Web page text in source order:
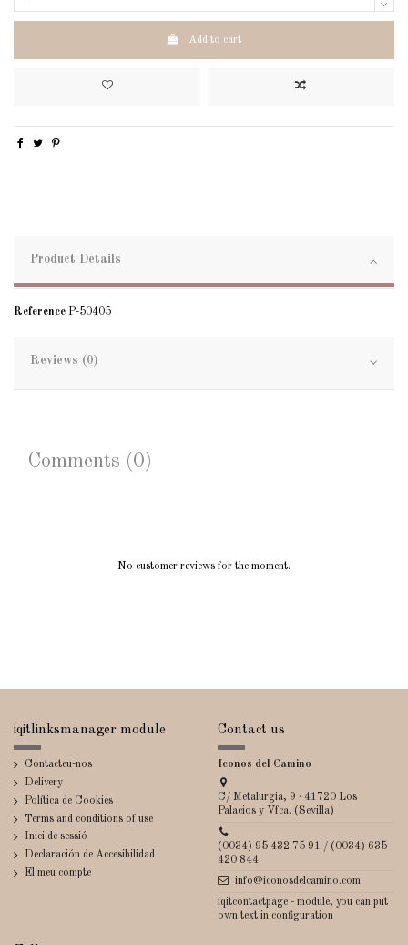
Add to cart
Product Details
Reference P-50405
Reviews (0)
Comments (0)
No customer reviews for the moment.
iqitlinksmanager module
Contacteu-nos
Delivery
Política de Cookies
Terms and conditions of use
Inici de sessió
Declaración de Accesibilidad
El meu compte
Contact us
Iconos del Camino
C/ Metalurgia, 9 · 41720 Los
Palacios y Vfca. (Sevilla)
(0034) 95 432 75 91 / (0034) 635
420 844
info@iconosdelcamino.com
iqitcontactpage - module, you can put
own text in configuration